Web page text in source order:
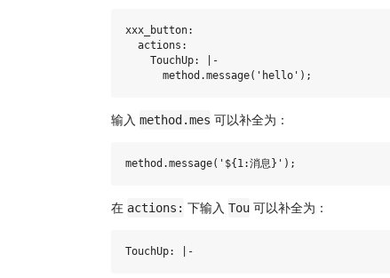
xxx_button:
  actions:
    TouchUp: |-
输入 method.mes 可以补全为：
在 actions: 下输入 Tou 可以补全为：